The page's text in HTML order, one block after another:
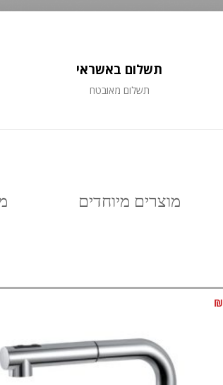
תשלום באשראי
תשלום מאובטח
מוצרים מיוחדים
₪